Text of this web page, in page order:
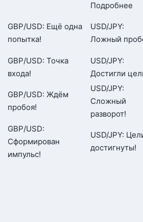
Подробнее
GBP/USD: Ещё одна
попытка!
USD/JPY:
Ложный
GBP/USD: Точка
входа!
USD/JPY:
Достигли
GBP/USD: Ждём
пробоя!
USD/JPY:
Сложный
разворот!
GBP/USD:
Сформирован
импульс!
USD/JPY:
достигнуты!